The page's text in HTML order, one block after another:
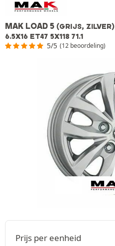
MAK LOAD 5 (GRIJS, ZILVER)
6.5X16 ET47 5X118 71.1
5/5 (12 beoordeling)
Prijs per eenheid